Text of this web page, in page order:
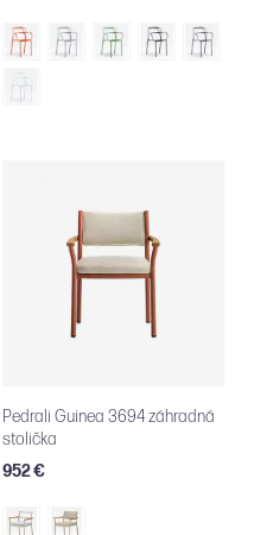
Pedrali Guinea 3694 záhradná
stolička
952 €